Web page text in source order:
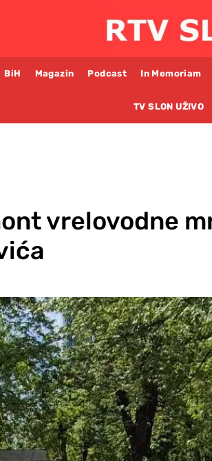
BiH Magazin Podcast In Memoriam
TV SLON UŽIVO
vrelovodne